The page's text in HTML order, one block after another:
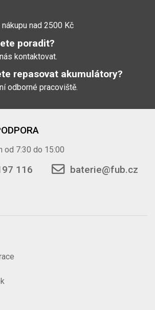
nad 2500 Kč
poradit?
kontaktovat.
repasovat akumulátory?
odborné pracoviště.
od 7:30 do 15:00
116 baterie@fub.cz